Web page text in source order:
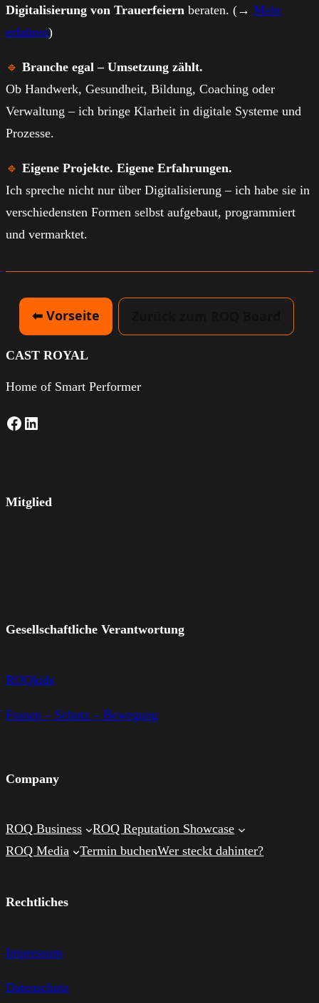
Digitalisierung von Trauerfeiern beraten. (→ Mehr
erfahren)
🔹 Branche egal – Umsetzung zählt.
Ob Handwerk, Gesundheit, Bildung, Coaching oder
Verwaltung – ich bringe Klarheit in digitale Systeme und
Prozesse.
🔹 Eigene Projekte. Eigene Erfahrungen.
Ich spreche nicht nur über Digitalisierung – ich habe sie in
verschiedensten Formen selbst aufgebaut, programmiert
und vermarktet.
⬅ Vorseite
CAST ROYAL
Home of Smart Performer
Facebook LinkedIn
Mitglied
Gesellschaftliche Verantwortung
ROQkids
Frauen – Schutz – Bewegung
Company
ROQ Business
ROQ Reputation Showcase
ROQ Media
Termin buchenWer steckt dahinter?
Rechtliches
Impressum
Datenschutz